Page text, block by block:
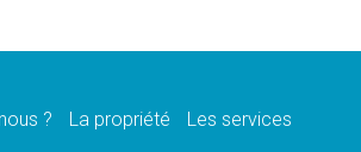
en France dévoilé
? La propriété
Les services